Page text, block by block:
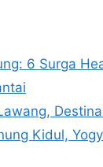
6 Surga
Kidul,